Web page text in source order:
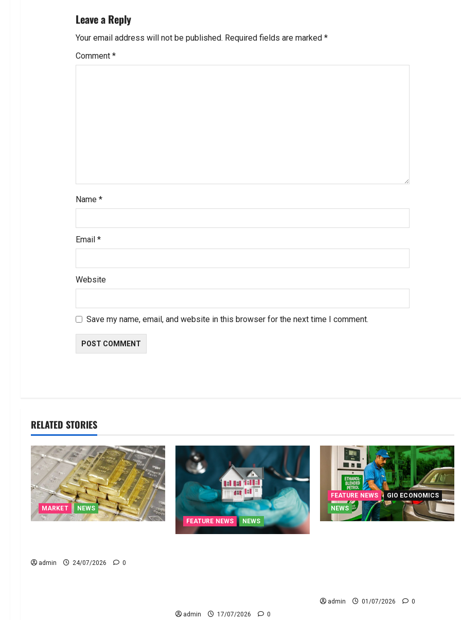
i
g
a
Leave a Reply
Your email address will not be published. Required fields are marked *
Comment *
Name *
Email *
Website
Save my name, email, and website in this browser for the next time I comment.
RELATED STORIES
MARKET NEWS
admin 24/07/2026 0
FEATURE NEWS NEWS
admin 17/07/2026 0
FEATURE NEWS
GIO ECONOMICS
NEWS
admin 01/07/2026 0